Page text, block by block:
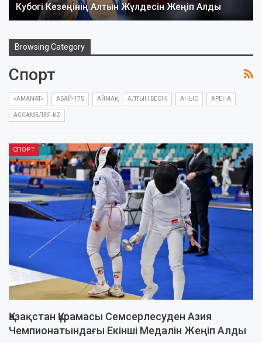
Кубогі Кезеңінің Алтын Жүлдесін Жеңіп Алды
Browsing Category
Спорт
«AMANAT» АБАЙ-175 АЙМАҚ АЛТЫН БЕСІК АНЫС АРЕНА
АССАМБЛЕЯ.KZ
СПОРТ
Қазақстан Құрамасы Семсерлесуден Азия
Чемпионатындағы Екінші Медалін Жеңіп Алды